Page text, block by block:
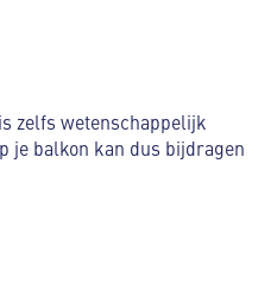
zelfs wetenschappelijk
je balkon kan dus bijdragen